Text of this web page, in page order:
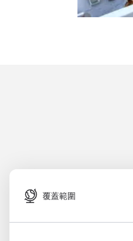
覆蓋範圍